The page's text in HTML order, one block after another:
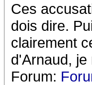
Ces
dois dire.
clairement
d'Arnaud,
Forum: